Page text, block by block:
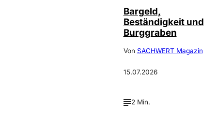
Bargeld,
Beständigkeit und
Burggraben
Von SACHWERT Magazin
15.07.2026
2 Min.